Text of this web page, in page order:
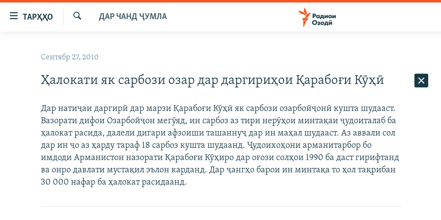
Пайвандҳои
дастрасӣ
ТАРҲҲО
ИҚТИСОД
ҚАЗИЯИ "КРОКУС"
ОСИЁИ МАРКАЗӢ
ФАРҲАНГ
МЕҲМОНИ ОЗОДӢ
ВАРЗИШ
ГАПИ ОЗОД
РӮЗГОРИ МУҲОҶИР
ТАҲҚИҚОТ
ҶАНГ ДАР УКРАИНА
НАЗАРИ МАРДУМ
БЛОГИСТОН
ОЗОДӢ ОНЛАЙН
ЧАНДРАСОНАӢ
РӮЙХАТҲО
ДАР ЧАНД ҶУМЛА
Сентябр 27, 2010
Ҳалокати як сарбози озар дар даргириҳои Қарабоғи Кӯҳӣ
Дар натиҷаи даргирӣ дар марзи Қарабоғи Кӯҳӣ як сарбози озарбойҷонӣ кушта шудааст.
Вазорати дифои Озарбойҷон мегӯяд, ин сарбоз аз тири нерӯҳои минтақаи ҷудоиталаб ба
ҳалокат расида, далели дигари афзоиши ташаннуҷ дар ин маҳал шудааст. Аз аввали сол
дар ин ҷо аз ҳарду тараф 18 сарбоз кушта шудаанд. Ҷудоихоҳони арманитарбор бо
имдоди Арманистон назорати Қарабоғи Кӯҳиро дар оғози солҳои 1990 ба даст гирифтанд
ва онро давлати мустақил эълон карданд. Дар ҷангҳо барои ин минтақа то ҳол тақрибан
30 000 нафар ба ҳалокат расидаанд.